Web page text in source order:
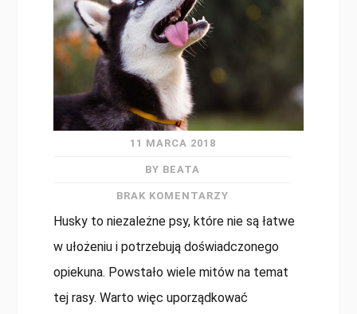
11 MARCA 2018
BY BEATA
BRAK KOMENTARZY
Husky to niezależne psy, które nie są łatwe
w ułożeniu i potrzebują doświadczonego
opiekuna. Powstało wiele mitów na temat
tej rasy. Warto więc uporządkować